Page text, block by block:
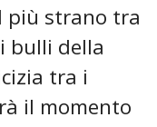
più strano tra
bulli della
tra i
il momento